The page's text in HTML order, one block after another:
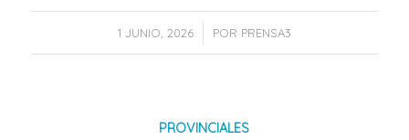
1 JUNIO, 2026
/ POR PRENSA3
PROVINCIALES